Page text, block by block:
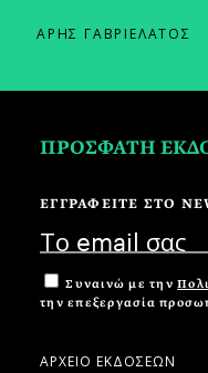
ΑΡΗΣ ΓΑΒΡΙΕΛΑΤΟΣ
ΠΡΟΣΦΑΤΗ
ΕΓΓΡΑΦΕΙΤΕ ΣΤΟ
Συναινώ με την
την επεξεργασία
ΑΡΧΕΙΟ ΕΚΔΟΣΕΩΝ